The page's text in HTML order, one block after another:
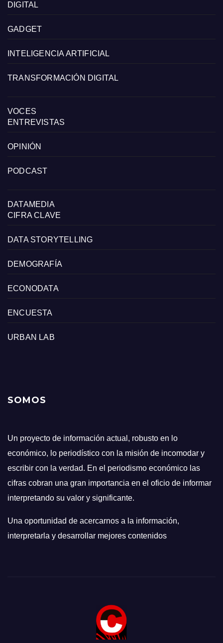
DIGITAL
GADGET
INTELIGENCIA ARTIFICIAL
TRANSFORMACIÓN DIGITAL
VOCES
ENTREVISTAS
OPINIÓN
PODCAST
DATAMEDIA
CIFRA CLAVE
DATA STORYTELLING
DEMOGRAFÍA
ECONODATA
ENCUESTA
URBAN LAB
SOMOS
Un proyecto de información actual, robusto en lo
económico, lo periodístico con la misión de incomodar y
escribir con la verdad. En el periodismo económico las
cifras cobran una gran importancia en el oficio de informar
interpretando su valor y significante.
Una oportunidad de acercarnos a la información,
interpretarla y desarrollar mejores contenidos